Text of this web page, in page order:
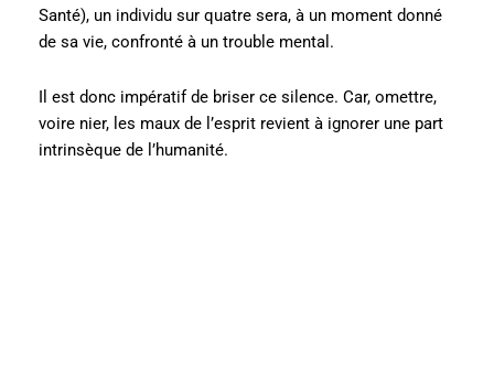
Santé), un individu sur quatre sera, à un moment donné
de sa vie, confronté à un trouble mental.
Il est donc impératif de briser ce silence. Car, omettre,
voire nier, les maux de l’esprit revient à ignorer une part
intrinsèque de l’humanité.